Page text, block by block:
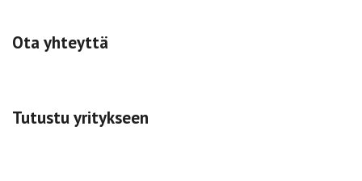
Ota yhteyttä
Tutustu yritykseen